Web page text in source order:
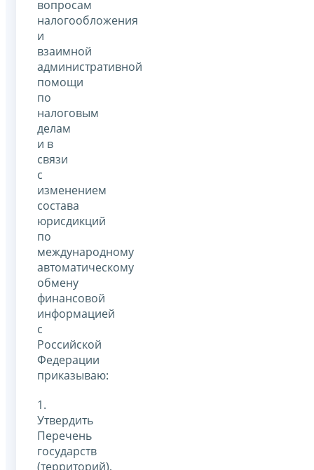
вопросам
налогообложения
и
взаимной
административной
помощи
по
налоговым
делам
и в
связи
с
изменением
состава
юрисдикций
по
международному
автоматическому
обмену
финансовой
информацией
с
Российской
Федерации
приказываю:
1.
Утвердить
Перечень
государств
(территорий),